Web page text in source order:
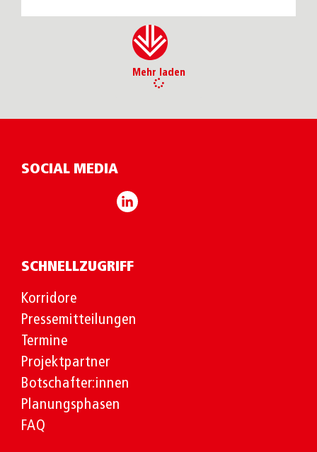
Mehr laden
SOCIAL MEDIA
SCHNELLZUGRIFF
Korridore
Pressemitteilungen
Termine
Projektpartner
Botschafter:innen
Planungsphasen
FAQ